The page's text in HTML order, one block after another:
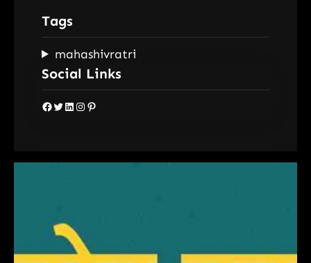
Tags
mahashivratri
Social Links
Facebook Twitter LinkedIn Instagram Pinterest